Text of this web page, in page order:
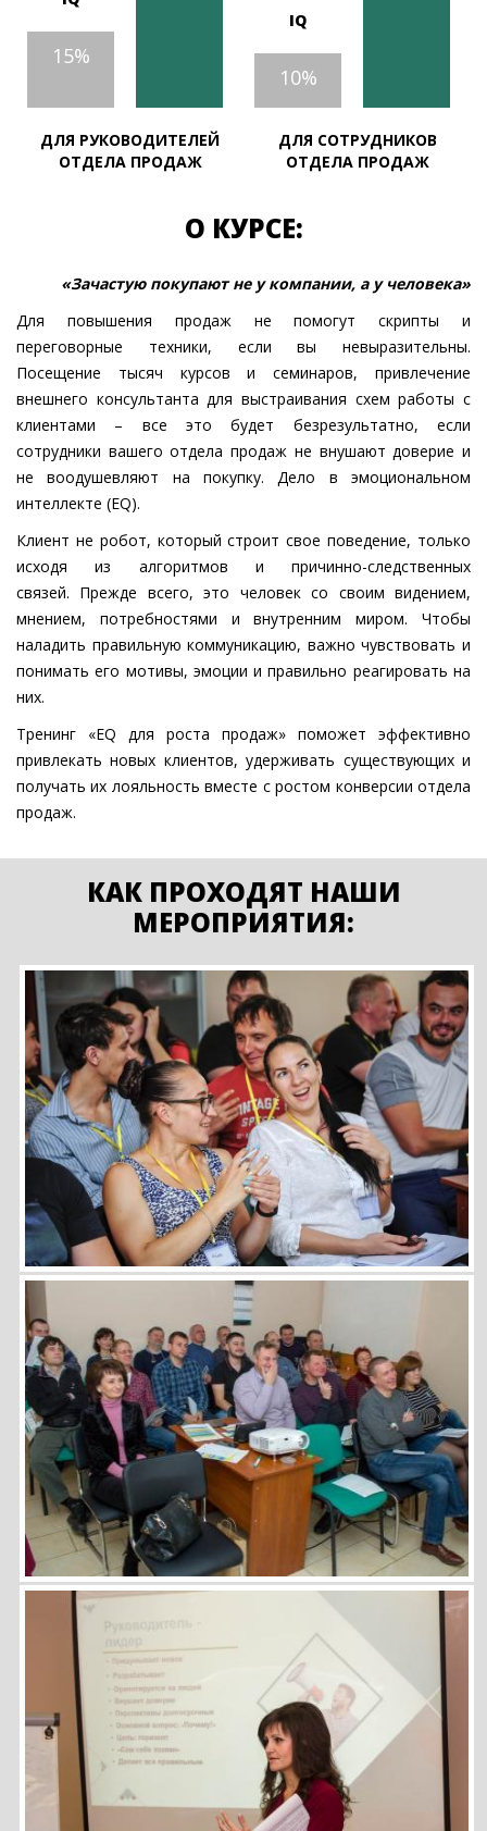
15%
ДЛЯ РУКОВОДИТЕЛЕЙ
ОТДЕЛА ПРОДАЖ
IQ
10%
ДЛЯ СОТРУДНИКОВ
ОТДЕЛА ПРОДАЖ
О КУРСЕ:
«Зачастую покупают не у компании, а у человека»
Для повышения продаж не помогут скрипты и
переговорные техники, если вы невыразительны.
Посещение тысяч курсов и семинаров, привлечение
внешнего консультанта для выстраивания схем работы с
клиентами – все это будет безрезультатно, если
сотрудники вашего отдела продаж не внушают доверие и
не воодушевляют на покупку. Дело в эмоциональном
интеллекте (EQ).
Клиент не робот, который строит свое поведение, только
исходя из алгоритмов и причинно-следственных
связей. Прежде всего, это человек со своим видением,
мнением, потребностями и внутренним миром. Чтобы
наладить правильную коммуникацию, важно чувствовать и
понимать его мотивы, эмоции и правильно реагировать на
них.
Тренинг «EQ для роста продаж» поможет эффективно
привлекать новых клиентов, удерживать существующих и
получать их лояльность вместе с ростом конверсии отдела
продаж.
КАК ПРОХОДЯТ НАШИ
МЕРОПРИЯТИЯ: